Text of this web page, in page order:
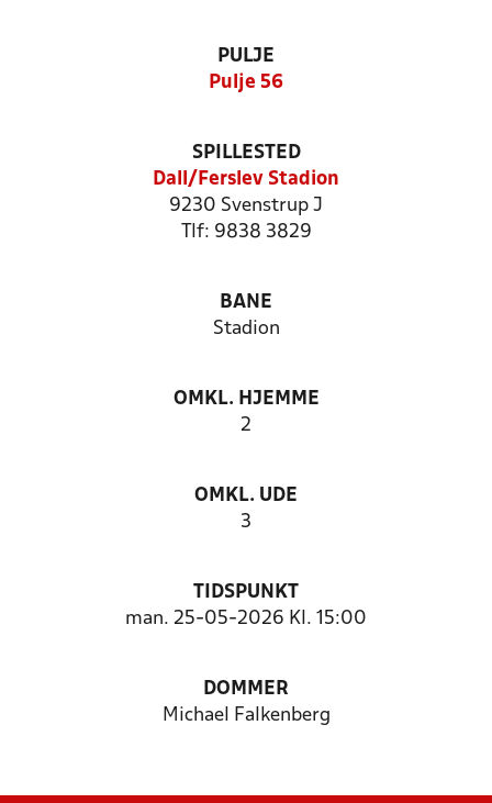
PULJE
Pulje 56
SPILLESTED
Dall/Ferslev Stadion
9230 Svenstrup J
Tlf: 9838 3829
BANE
Stadion
OMKL. HJEMME
2
OMKL. UDE
3
TIDSPUNKT
man. 25-05-2026 Kl. 15:00
DOMMER
Michael Falkenberg